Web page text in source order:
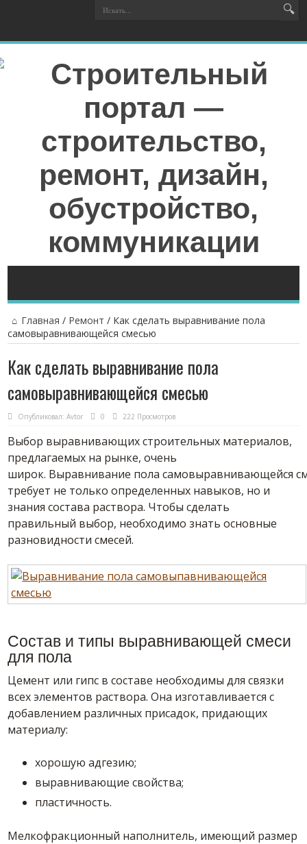
Главная / Ремонт / Как сделать выравнивание пола
самовыравнивающейся смесью
Как сделать выравнивание пола
самовыравнивающейся смесью
Опубликовал:Avtor 0 222 Просмотров
Выбор выравнивающих строительных материалов,
предлагаемых на рынке, очень
широк. Выравнивание пола самовыравнивающейся
требует не только определенных навыков, но и
знаниясостава раствора. Чтобы сделать
правильный выбор, необходимо знать основные
разновидностисмесей.
Состав и типы выравнивающей смеси
для пола
Цемент или гипс всоставе необходимы для связки
всех элементов раствора. Она изготавливается с
добавлением различных присадок, придающих
материалу:
хорошую адгезию;
выравнивающие свойства;
пластичность.
Мелкофракционный наполнитель, имеющий размер